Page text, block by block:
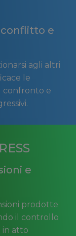
e
agli altri
le
confronto e
e
prodotte
il controllo
in atto